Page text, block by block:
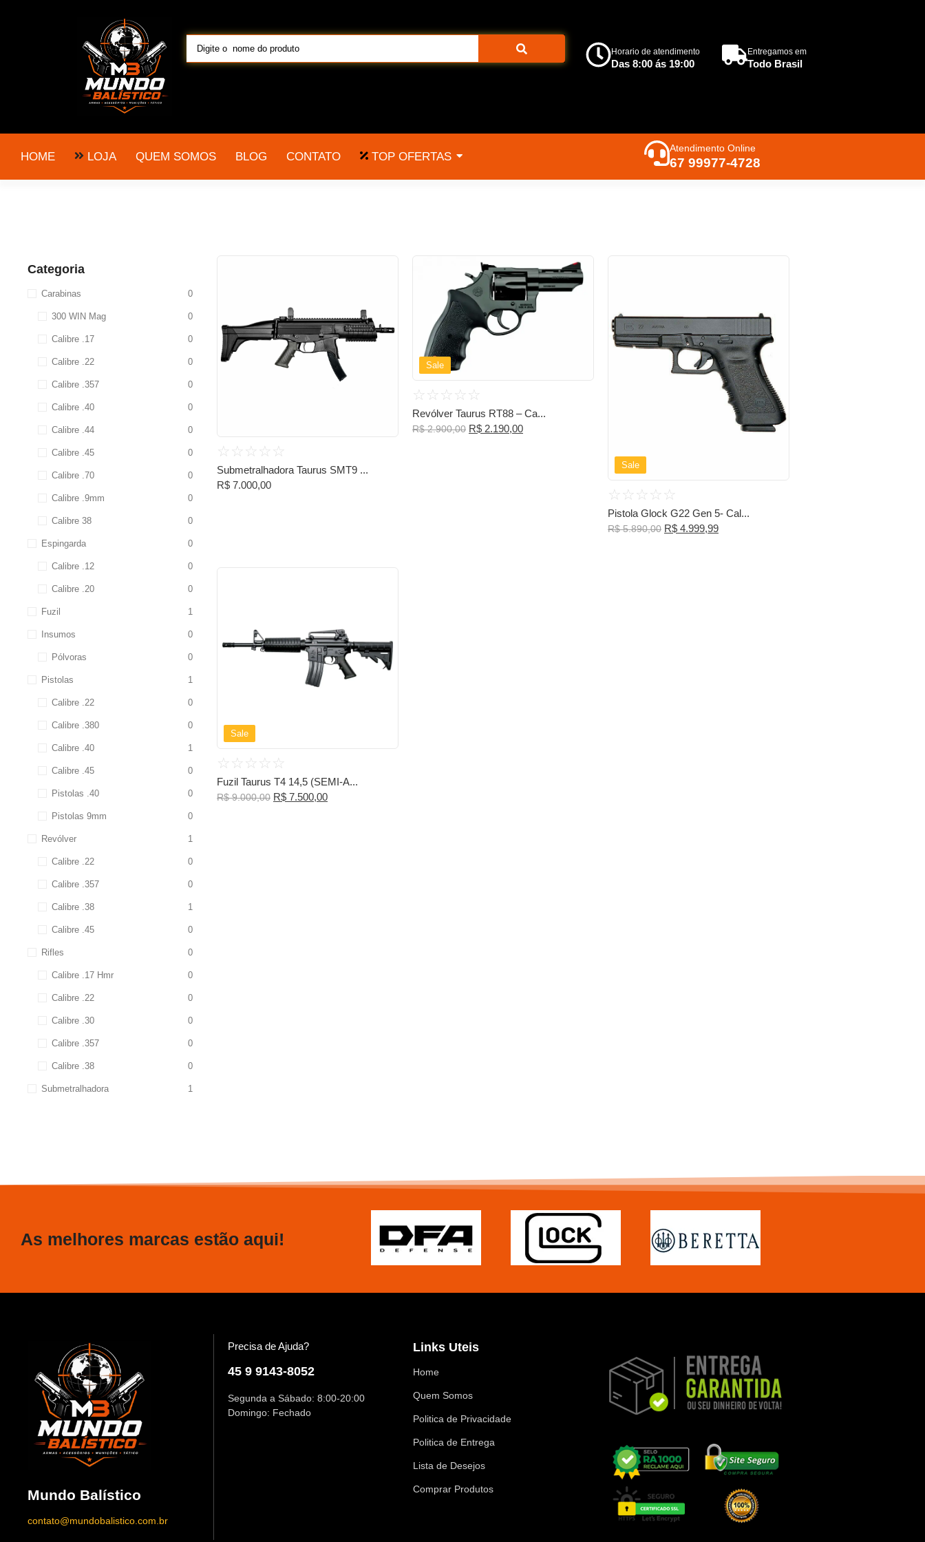
Horario de atendimento
Das 8:00 ás 19:00
Entregamos em
Todo Brasil
HOME LOJA QUEM SOMOS BLOG CONTATO TOP OFERTAS
Atendimento Online
67 99977-4728
Categoria
Carabinas 0
300 WIN Mag 0
Calibre .17 0
Calibre .22 0
Calibre .357 0
Calibre .40 0
Calibre .44 0
Calibre .45 0
Calibre .70 0
Calibre .9mm 0
Calibre 38 0
Espingarda 0
Calibre .12 0
Calibre .20 0
Fuzil 1
Insumos 0
Pólvoras 0
Pistolas 1
Calibre .22 0
Calibre .380 0
Calibre .40 1
Calibre .45 0
Pistolas .40 0
Pistolas 9mm 0
Revólver 1
Calibre .22 0
Calibre .357 0
Calibre .38 1
Calibre .45 0
Rifles 0
Calibre .17 Hmr 0
Calibre .22 0
Calibre .30 0
Calibre .357 0
Calibre .38 0
Submetralhadora 1
☆ ☆ ☆ ☆ ☆
Submetralhadora Taurus SMT9 ...
R$ 7.000,00
Sale
☆ ☆ ☆ ☆ ☆
Revólver Taurus RT88 – Ca...
R$2.900,00 R$2.190,00
Sale
☆ ☆ ☆ ☆ ☆
Pistola Glock G22 Gen 5- Cal...
R$5.890,00 R$4.999,99
Sale
☆ ☆ ☆ ☆ ☆
Fuzil Taurus T4 14,5 (SEMI-A...
R$9.000,00 R$ 7.500,00
As melhores marcas estão aqui!
Mundo Balístico
contato@mundobalistico.com.br
Precisa de Ajuda?
45 9 9143-8052
Segunda a Sábado: 8:00-20:00
Domingo: Fechado
Links Uteis
Home
Quem Somos
Politica de Privacidade
Politica de Entrega
Lista de Desejos
Comprar Produtos